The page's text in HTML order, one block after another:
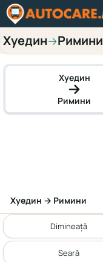
Хуедин→Римини
Хуедин
Римини
Хуедин → Римини
Dimineață
Seară